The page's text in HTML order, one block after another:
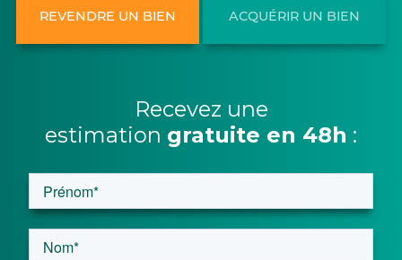
REVENDRE UN BIEN ACQUÉRIR UN BIEN